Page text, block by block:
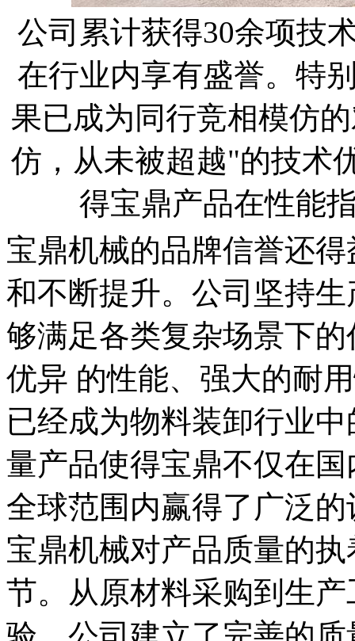
公司累计获得30余项技
在行业内享有盛誉。特
果已成为同行竞相模仿
仿，从未被超越"的技术
得宝鼎产品在性能
宝鼎机械的品牌信誉还
和不断提升。公司坚持
够满足各类复杂场景下
优异 的性能、强大的耐
已经成为物料装卸行业
量产品使得宝鼎不仅在
全球范围内赢得了广泛
宝鼎机械对产品质量的
节。从原材料采购到生